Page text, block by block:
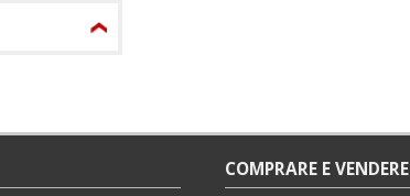
COMPRARE E VENDERE